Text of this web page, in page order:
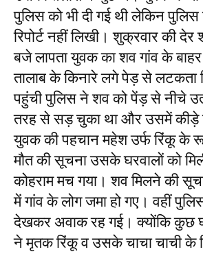
पुलिस को भी दी गई थी लेकिन
रिपोर्ट नहीं लिखी। शुक्रवार की
बजे लापता युवक का शव गांव के
तालाब के किनारे लगे पेड़ से लटकता
पहुंची पुलिस ने शव को पेंड़ से नीचे
तरह से सड़ चुका था और उसमें कीड़े
युवक की पहचान महेश उर्फ रिंकू के
मौत की सूचना उसके घरवालों को
कोहराम मच गया। शव मिलने की
में गांव के लोग जमा हो गए। वहीं
देखकर अवाक रह गई। क्योंकि कुछ
ने मृतक रिंकू व उसके चाचा चाची के